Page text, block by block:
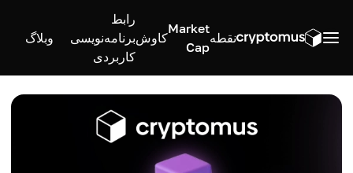
نقطه
Market
Cap
کاوش
رابط
برنامه‌نویسی
کاربردی
وبلاگ